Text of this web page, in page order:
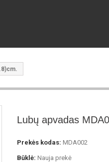
Lubų apvadas
Prekės kodas: MDA002
Būklė: Nauja prekė